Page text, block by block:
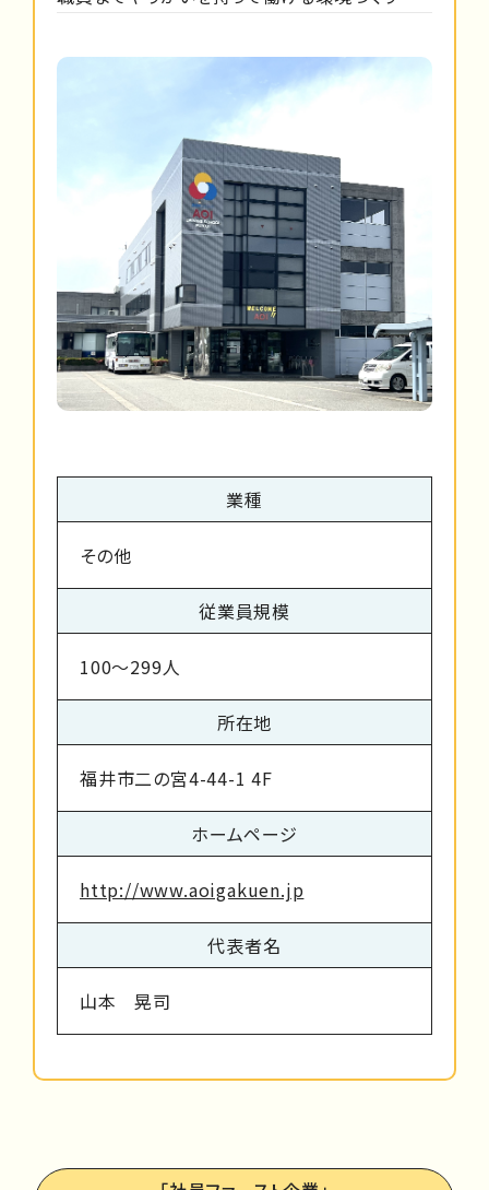
業種
その他
従業員規模
100～299人
所在地
福井市二の宮4-44-1 4F
ホームページ
http://www.aoigakuen.jp
代表者名
山本 晃司